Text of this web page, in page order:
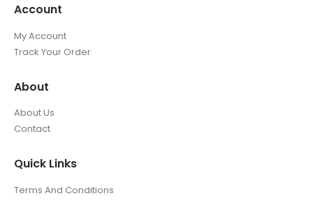
Account
My Account
Track Your Order
About
About Us
Contact
Quick Links
Terms And Conditions